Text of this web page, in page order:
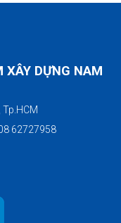
XÂY DỰNG NAM
62727958